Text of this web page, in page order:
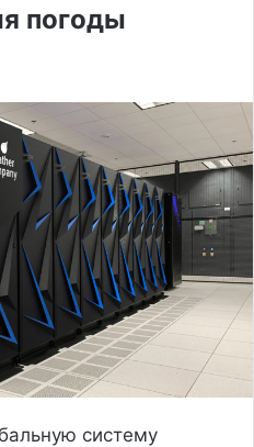
погоды
систему